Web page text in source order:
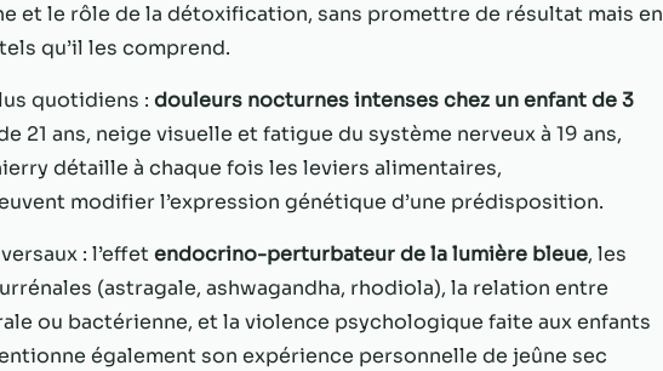
et le rôle de la détoxification, sans promettre de résultat mais en
qu’il les comprend.
quotidiens : douleurs nocturnes intenses chez un enfant de 3
21 ans, neige visuelle et fatigue du système nerveux à 19 ans,
détaille à chaque fois les leviers alimentaires,
modifier l’expression génétique d’une prédisposition.
: l’effetendocrino-perturbateur de la lumière bleue, les
(astragale, ashwagandha, rhodiola), la relation entre
ou bactérienne, et la violence psychologique faite aux enfants
également son expérience personnelle de jeûne sec
Experience
fonctionne
aussi bien que
possible lors
de votre visite.
Si vous refusez
certaines
fonctionnalités
disparaîtront
du site Web.